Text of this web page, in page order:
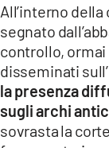
All’interno
segnato
controllo,
disseminati
la presenza
sugli archi
sovrasta la